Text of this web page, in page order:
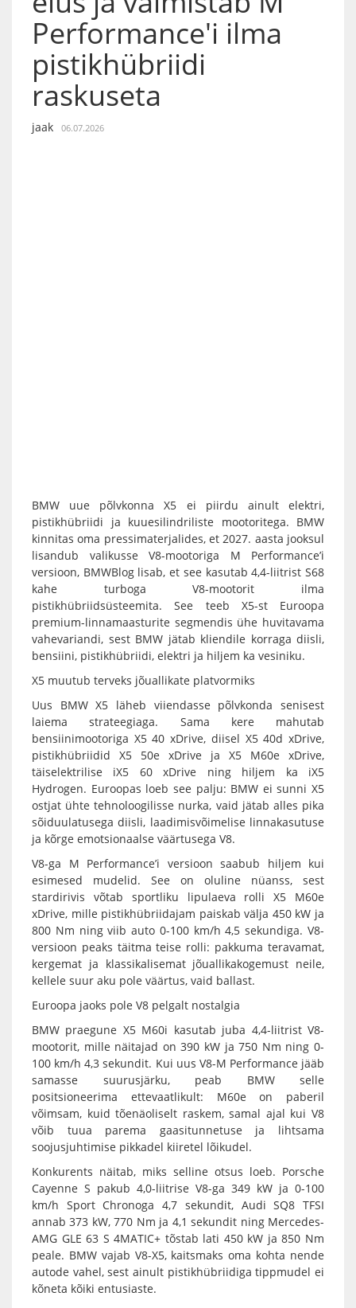
Performance'i ilma
pistikhübriidi
raskuseta
jaak 06.07.2026
BMW uue põlvkonna X5 ei piirdu ainult elektri,
pistikhübriidi ja kuuesilindriliste mootoritega. BMW
kinnitas oma pressimaterjalides, et 2027. aasta jooksul
lisandub valikusse V8-mootoriga M Performance’i
versioon, BMWBlog lisab, et see kasutab 4,4-liitrist S68
kahe turboga V8-mootorit ilma
pistikhübriidsüsteemita. See teeb X5-st Euroopa
premium-linnamaasturite segmendis ühe huvitavama
vahevariandi, sest BMW jätab kliendile korraga diisli,
bensiini, pistikhübriidi, elektri ja hiljem ka vesiniku.
X5 muutub terveks jõuallikate platvormiks
Uus BMW X5 läheb viiendasse põlvkonda senisest
laiema strateegiaga. Sama kere mahutab
bensiinimootoriga X5 40 xDrive, diisel X5 40d xDrive,
pistikhübriidid X5 50e xDrive ja X5 M60e xDrive,
täiselektrilise iX5 60 xDrive ning hiljem ka iX5
Hydrogen. Euroopas loeb see palju: BMW ei sunni X5
ostjat ühte tehnoloogilisse nurka, vaid jätab alles pika
sõiduulatusega diisli, laadimisvõimelise linnakasutuse
ja kõrge emotsionaalse väärtusega V8.
V8-ga M Performance’i versioon saabub hiljem kui
esimesed mudelid. See on oluline nüanss, sest
stardirivis võtab sportliku lipulaeva rolli X5 M60e
xDrive, mille pistikhübriidajam paiskab välja 450 kW ja
800 Nm ning viib auto 0-100 km/h 4,5 sekundiga. V8-
versioon peaks täitma teise rolli: pakkuma teravamat,
kergemat ja klassikalisemat jõuallikakogemust neile,
kellele suur aku pole väärtus, vaid ballast.
Euroopa jaoks pole V8 pelgalt nostalgia
BMW praegune X5 M60i kasutab juba 4,4-liitrist V8-
mootorit, mille näitajad on 390 kW ja 750 Nm ning 0-
100 km/h 4,3 sekundit. Kui uus V8-M Performance jääb
samasse suurusjärku, peab BMW selle
positsioneerima ettevaatlikult: M60e on paberil
võimsam, kuid tõenäoliselt raskem, samal ajal kui V8
võib tuua parema gaasitunnetuse ja lihtsama
soojusjuhtimise pikkadel kiiretel lõikudel.
Konkurents näitab, miks selline otsus loeb. Porsche
Cayenne S pakub 4,0-liitrise V8-ga 349 kW ja 0-100
km/h Sport Chronoga 4,7 sekundit, Audi SQ8 TFSI
annab 373 kW, 770 Nm ja 4,1 sekundit ning Mercedes-
AMG GLE 63 S 4MATIC+ tõstab lati 450 kW ja 850 Nm
peale. BMW vajab V8-X5, kaitsmaks oma kohta nende
autode vahel, sest ainult pistikhübriidiga tippmudel ei
kõneta kõiki entusiaste.